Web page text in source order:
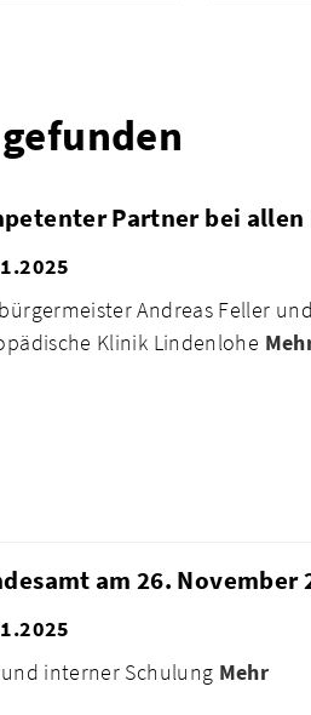
Partner bei
Andreas Feller
Klinik Lindenlohe
am 26. November
interner Schulung Mehr